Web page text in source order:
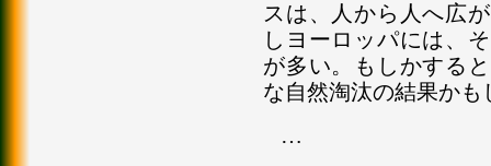
スは、人から人へ広
しヨーロッパには、
が多い。もしかする
な自然淘汰の結果かも
…